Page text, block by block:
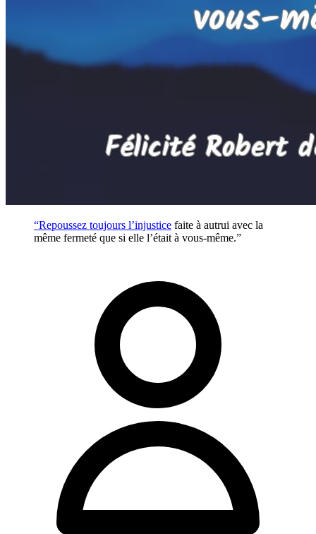
“Repoussez toujours l’injustice faite à autrui avec la
même fermeté que si elle l’était à vous-même.”